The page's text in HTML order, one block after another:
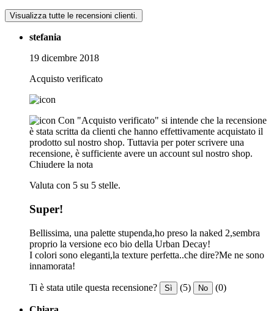
Visualizza tutte le recensioni clienti.
stefania
19 dicembre 2018
Acquisto verificato
Con "Acquisto verificato" si intende che la recensione
è stata scritta da clienti che hanno effettivamente acquistato il
prodotto sul nostro shop. Tuttavia per poter scrivere una
recensione, è sufficiente avere un account sul nostro shop.
Chiudere la nota
Valuta con 5 su 5 stelle.
Super!
Bellissima, una palette stupenda,ho preso la naked 2,sembra
proprio la versione eco bio della Urban Decay!
I colori sono eleganti,la texture perfetta..che dire?Me ne sono
innamorata!
Ti è stata utile questa recensione? Sì (5) No (0)